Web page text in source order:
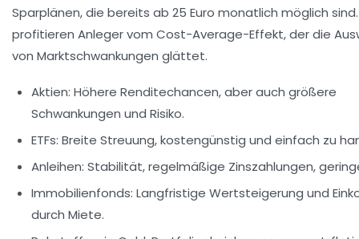
Sparplänen, die bereits ab 25 Euro monatlich möglich
profitieren Anleger vom Cost-Average-Effekt, der die
von Marktschwankungen glättet.
Aktien: Höhere Renditechancen, aber auch größere
Schwankungen und Risiko.
ETFs: Breite Streuung, kostengünstig und einfach zu
Anleihen: Stabilität, regelmäßige Zinszahlungen,
Immobilienfonds: Langfristige Wertsteigerung und
durch Miete.